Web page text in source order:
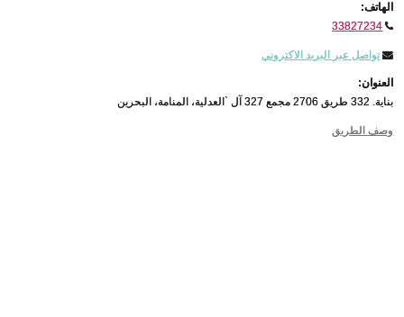
الهاتف:
33827234
تواصل عبر البريد الاكتروني
العنوان:
بناية. 332 طريق 2706 مجمع 327 آل `العدلية، المنامة، البحرين
وصف الطريق